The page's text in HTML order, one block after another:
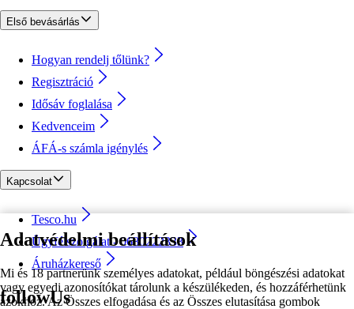
Adatvédelmi beállítások
Mi és 18 partnerünk személyes adatokat, például böngészési adatokat
vagy egyedi azonosítókat tárolunk a készülékeden, és hozzáférhetünk
azokhoz. Az Összes elfogadása és az Összes elutasítása gombok
Első bevásárlás
Hogyan rendelj tőlünk?
Regisztráció
Idősáv foglalása
Kedvenceim
ÁFÁ-s számla igénylés
Kapcsolat
Tesco.hu
Ügyfélszolgálat - 0680222333
Áruházkereső
followUs